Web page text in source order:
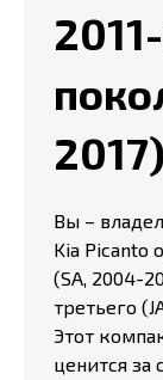
2017)
Вы –
Kia Picanto
(SA, 2004-
третьего
Этот
ценится за